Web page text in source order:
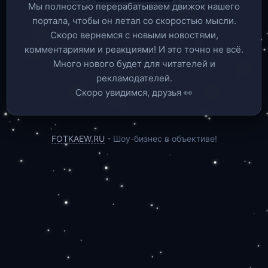
Мы полностью перерабатываем движок нашего
портала, чтобы он летал со скоростью мысли.
Скоро вернемся c новыми новостями,
комментариями и реакциями! И это точно не всё.
Много нового будет для читателей и
рекламодателей.
Скоро увидимся, друзья 👀
FOTKAEW.RU - Шоу-бизнес в объективе!